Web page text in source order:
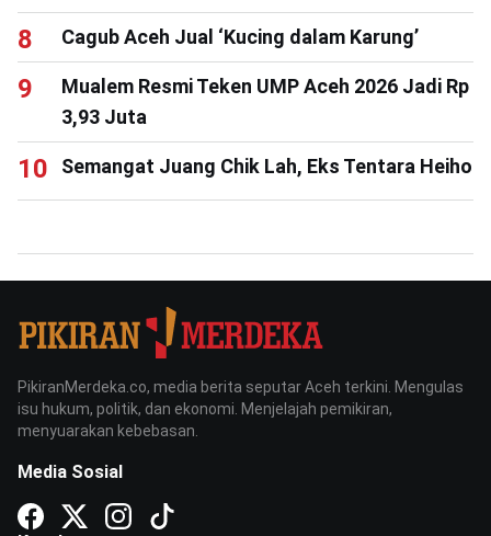
Cagub Aceh Jual ‘Kucing dalam Karung’
Mualem Resmi Teken UMP Aceh 2026 Jadi Rp
3,93 Juta
Semangat Juang Chik Lah, Eks Tentara Heiho
PikiranMerdeka.co, media berita seputar Aceh terkini. Mengulas
isu hukum, politik, dan ekonomi. Menjelajah pemikiran,
menyuarakan kebebasan.
Media Sosial